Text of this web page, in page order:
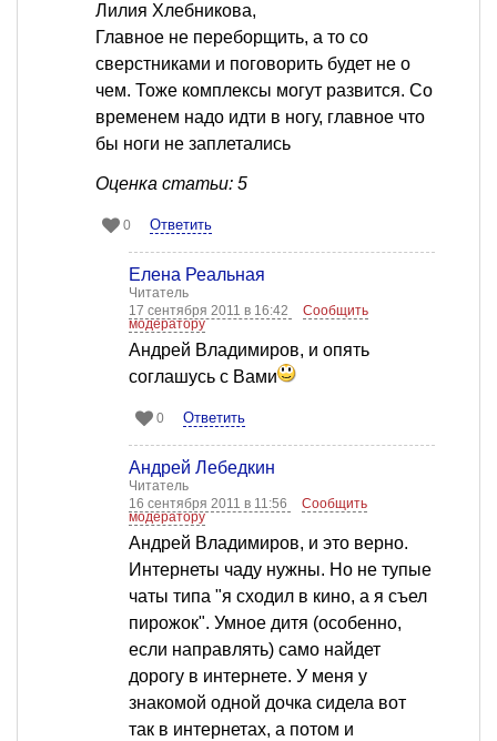
Лилия Хлебникова,
Главное не переборщить, а то со
сверстниками и поговорить будет не о
чем. Тоже комплексы могут развится. Со
временем надо идти в ногу, главное что
бы ноги не заплетались
Оценка статьи: 5
0 Ответить
Елена Реальная
Читатель
17 сентября 2011 в 16:42
Сообщить
модератору
Андрей Владимиров, и опять
соглашусь с Вами
0 Ответить
Андрей Лебедкин
Читатель
16 сентября 2011 в 11:56
Сообщить
модератору
Андрей Владимиров, и это верно.
Интернеты чаду нужны. Но не тупые
чаты типа "я сходил в кино, а я съел
пирожок". Умное дитя (особенно,
если направлять) само найдет
дорогу в интернете. У меня у
знакомой одной дочка сидела вот
так в интернетах, а потом и